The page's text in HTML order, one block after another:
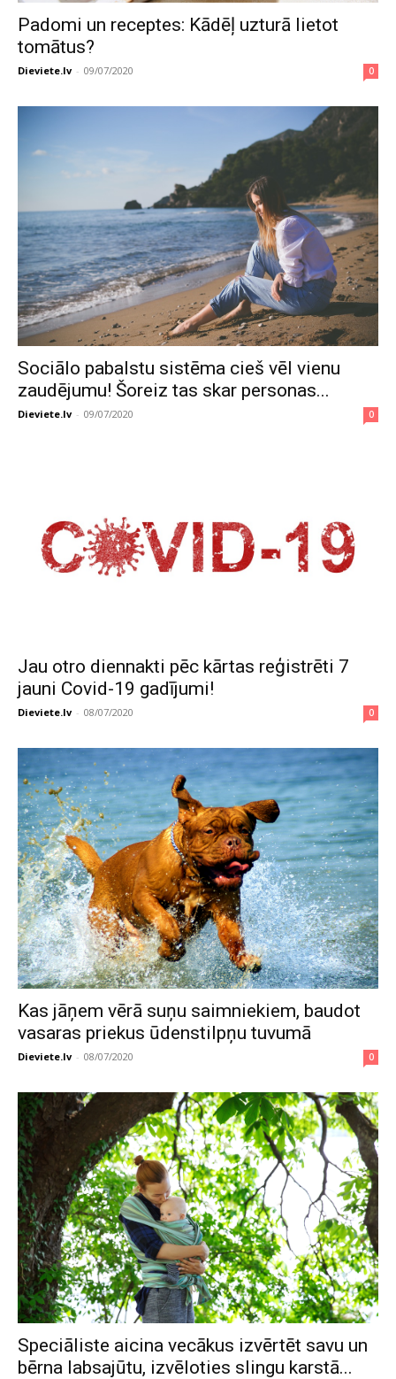
Padomi un receptes: Kādēļ uzturā lietot
tomātus?
Dieviete.lv - 09/07/2020 0
Sociālo pabalstu sistēma cieš vēl vienu
zaudējumu! Šoreiz tas skar personas...
Dieviete.lv - 09/07/2020 0
Jau otro diennakti pēc kārtas reģistrēti 7
jauni Covid-19 gadījumi!
Dieviete.lv - 08/07/2020 0
Kas jāņem vērā suņu saimniekiem, baudot
vasaras priekus ūdenstilpņu tuvumā
Dieviete.lv - 08/07/2020 0
Speciāliste aicina vecākus izvērtēt savu un
bērna labsajūtu, izvēloties slingu karstā...